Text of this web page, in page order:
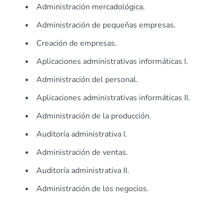
Administración mercadológica.
Administración de pequeñas empresas.
Creación de empresas.
Aplicaciones administrativas informáticas I.
Administración del personal.
Aplicaciones administrativas informáticas II.
Administración de la producción.
Auditoría administrativa I.
Administración de ventas.
Auditoría administrativa II.
Administración de los negocios.